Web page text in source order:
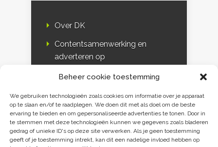
Beheer cookie toestemming
We gebruiken technologieën zoals cookies om informatie over je apparaat
op te slaan en/of te raadplegen. We doen dit met als doel om de beste
ervaring te bieden en om gepersonaliseerde advertenties te tonen. Door in
te stemmen met deze technologieën kunnen we gegevens zoals bladeren
gedrag of unieke ID's op deze site verwerken. Als je geen toestemming
geeft of je toestemming intrekt, kan dit een nadelige invloed hebben op
Over DK
Contentsamenwerking en
adverteren op
DK & media
Disclaimer
Privacy verklaring